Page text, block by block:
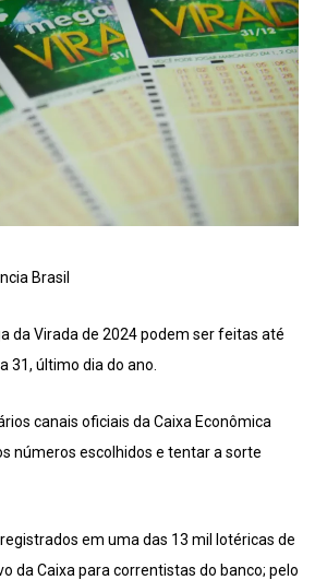
Brasil
da Virada de 2024 podem ser feitas até
31, último dia do ano.
canais oficiais da Caixa Econômica
números escolhidos e tentar a sorte
em uma das 13 mil lotéricas de
da Caixa para correntistas do banco; pelo